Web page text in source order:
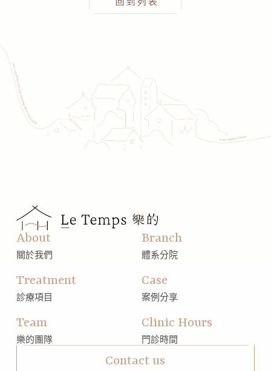
About
關於我們
Branch
體系分院
Treatment
診療項目
Case
案例分享
Team
樂的團隊
Clinic Hours
門診時間
Contact us